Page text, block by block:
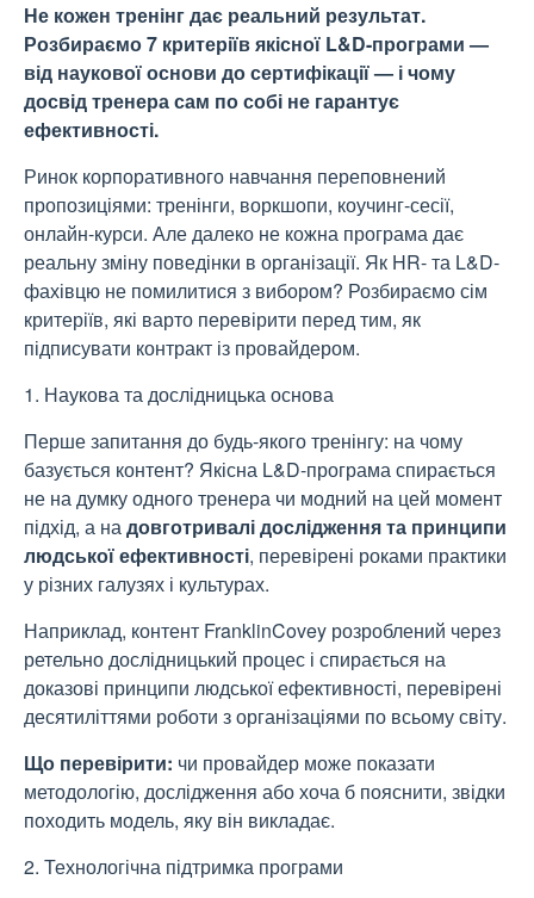
Не кожен тренінг дає реальний результат.
Розбираємо 7 критеріїв якісної L&D-програми —
від наукової основи до сертифікації — і чому
досвід тренера сам по собі не гарантує
ефективності.
Ринок корпоративного навчання переповнений
пропозиціями: тренінги, воркшопи, коучинг-сесії,
онлайн-курси. Але далеко не кожна програма дає
реальну зміну поведінки в організації. Як HR- та L&D-
фахівцю не помилитися з вибором? Розбираємо сім
критеріїв, які варто перевірити перед тим, як
підписувати контракт із провайдером.
1. Наукова та дослідницька основа
Перше запитання до будь-якого тренінгу: на чому
базується контент? Якісна L&D-програма спирається
не на думку одного тренера чи модний на цей момент
підхід, а надовготривалі дослідження та принципи
людської ефективності, перевірені роками практики
у різних галузях і культурах.
Наприклад, контент FranklinCovey розроблений через
ретельно дослідницький процес і спирається на
доказові принципи людської ефективності, перевірені
десятиліттями роботи з організаціями по всьому світу.
Що перевірити: чи провайдер може показати
методологію, дослідження або хоча б пояснити, звідки
походить модель, яку він викладає.
2. Технологічна підтримка програми